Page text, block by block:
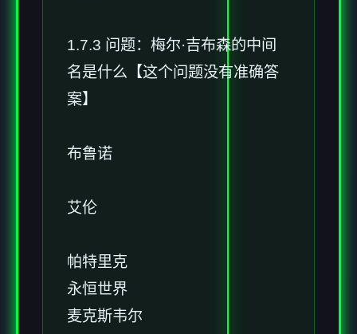
1.7.3 问题：梅尔·吉布森的中间
名是什么【这个问题没有准确答
案】
布鲁诺
艾伦
帕特里克
永恒世界
麦克斯韦尔